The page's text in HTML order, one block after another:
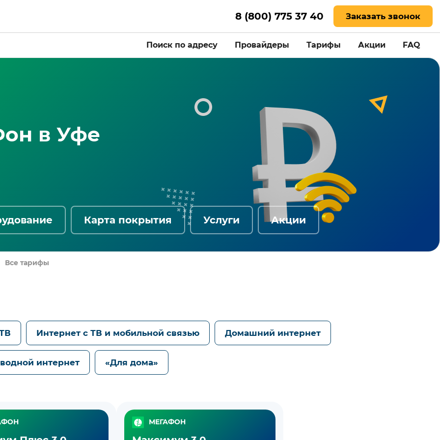
8 (800) 775 37 40 Заказать звонок
Поиск по адресу Провайдеры Тарифы Акции FAQ
в Уфе
Карта покрытия Услуги Акции
Все тарифы
Интернет с ТВ и мобильной связью Домашний интернет
интернет «Для дома»
МЕГАФОН